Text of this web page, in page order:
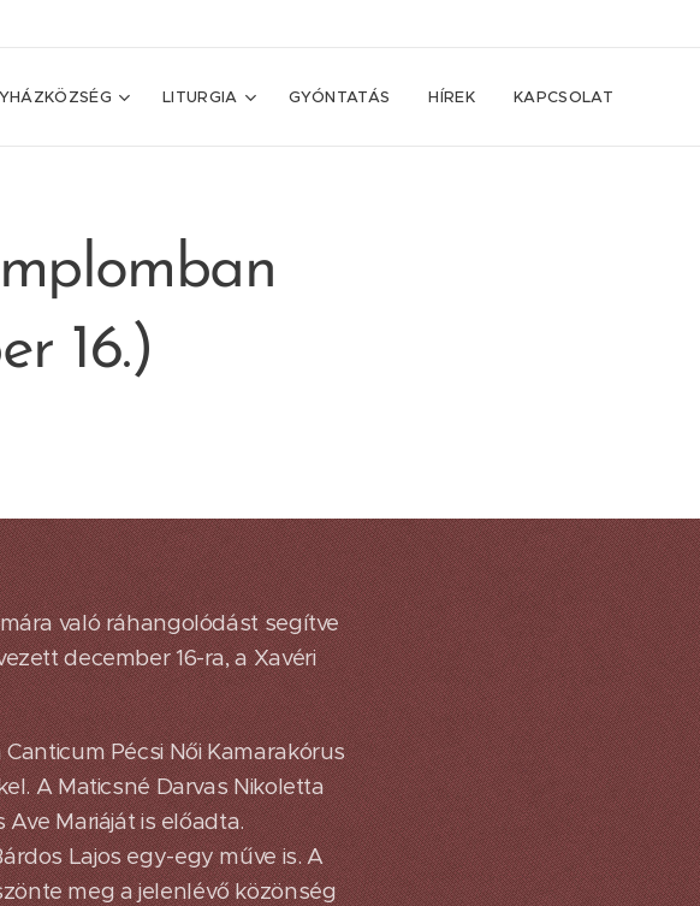
LITURGIA GYÓNTATÁS HÍREK KAPCSOLAT
16.)
való ráhangolódást segítve
december 16-ra, a Xavéri
Pécsi Női Kamarakórus
A Maticsné Darvas Nikoletta
Mariáját is előadta.
Lajos egy-egy műve is. A
meg a jelenlévő közönség